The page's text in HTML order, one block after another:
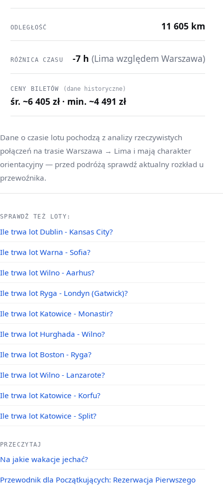
ODLEGŁOŚĆ 11 605 km
RÓŻNICA CZASU -7 h(Lima względem Warszawa)
CENY BILETÓW (dane historyczne)
śr. ~6 405 zł · min. ~4 491 zł
Dane o czasie lotu pochodzą z analizy rzeczywistych
połączeń na trasie Warszawa → Lima i mają charakter
orientacyjny — przed podróżą sprawdź aktualny rozkład u
przewoźnika.
SPRAWDŹ TEŻ LOTY:
Ile trwa lot Dublin - Kansas City?
Ile trwa lot Warna - Sofia?
Ile trwa lot Wilno - Aarhus?
Ile trwa lot Ryga - Londyn (Gatwick)?
Ile trwa lot Katowice - Monastir?
Ile trwa lot Hurghada - Wilno?
Ile trwa lot Boston - Ryga?
Ile trwa lot Wilno - Lanzarote?
Ile trwa lot Katowice - Korfu?
Ile trwa lot Katowice - Split?
PRZECZYTAJ
Na jakie wakacje jechać?
Przewodnik dla Początkujących: Rezerwacja Pierwszego